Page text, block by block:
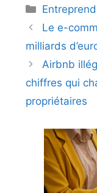
Catégories
Le e-
milliards
Airbnb
chiffres qui
propriétaires